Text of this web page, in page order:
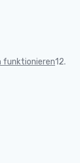
funktionieren12.